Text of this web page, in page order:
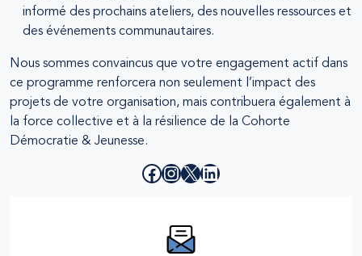
informé des prochains ateliers, des nouvelles ressources et
des événements communautaires.
Nous sommes convaincus que votre engagement actif dans
ce programme renforcera non seulement l’impact des
projets de votre organisation, mais contribuera également à
la force collective et à la résilience de la Cohorte
Démocratie & Jeunesse.
Facebook
Instagram
X LinkedIn